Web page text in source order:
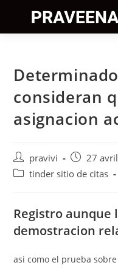
content
consideran
asignacion
Auteur/autrice
de
pravivi
Post
published:
27
Posttinder sitio de citas
Registro aunque
demostracion
asi­ como el prueba